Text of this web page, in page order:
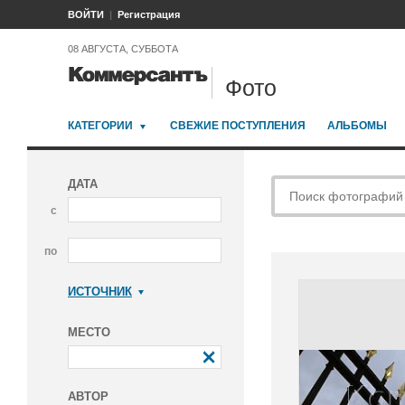
ВОЙТИ Регистрация
08 АВГУСТА, СУББОТА
Фото
КАТЕГОРИИ СВЕЖИЕ ПОСТУПЛЕНИЯ АЛЬБОМЫ
ДАТА
с
по
ИСТОЧНИК
МЕСТО
АВТОР